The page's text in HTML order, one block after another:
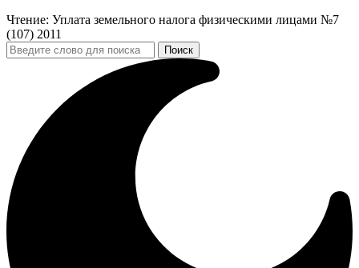
Чтение: Уплата земельного налога физическими лицами №7
(107) 2011